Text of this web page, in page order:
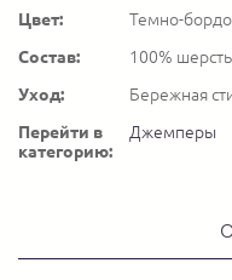
Цвет:
Темно-
Состав:
100%
Уход:
Бережная
Перейти в
категорию:
Джемперы